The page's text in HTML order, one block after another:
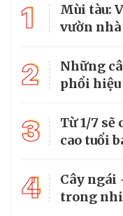
1
Mùi tàu:
vườn nhà
2
Những
phổi hiệu
3
Từ 1/7 sẽ
cao tuổi
4
Cây ngái
trong